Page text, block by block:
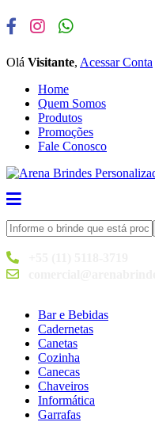
Olá Visitante, Acessar Conta
Home
Quem Somos
Produtos
Promoções
Fale Conosco
Bar e Bebidas
Cadernetas
Canetas
Cozinha
Canecas
Chaveiros
Informática
Garrafas